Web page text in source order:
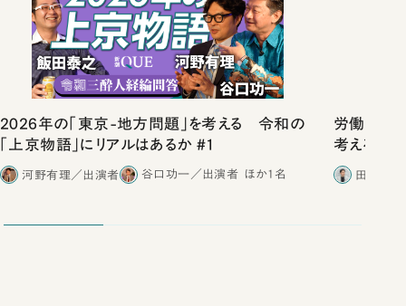
2026年の「東京-地方問題」を考える 令和の
「上京物語」にリアルはあるか #1
河野有理／出演者 谷口功一／出演者 ほか1名
労働は希
考える
田内学